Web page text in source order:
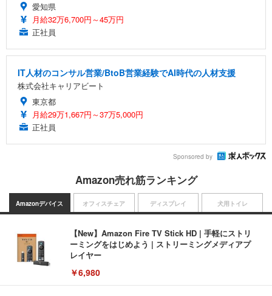
愛知県
月給32万6,700円～45万円
正社員
IT人材のコンサル営業/BtoB営業経験でAI時代の人材支援
株式会社キャリアビート
東京都
月給29万1,667円～37万5,000円
正社員
Sponsored by
Amazon売れ筋ランキング
Amazonデバイス
【New】Amazon Fire TV Stick HD | 手軽にストリ
ーミングをはじめよう | ストリーミングメディアプ
レイヤー
￥6,980
オフィスチェア ディスプレイ 犬用トイレ